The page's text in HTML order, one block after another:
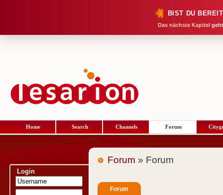
BIST DU
Das nächste Kapitel
Home Search Channels Forum
Login
Forum » Forum
Forum